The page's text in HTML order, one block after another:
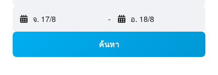
จ. 17/8 - อ. 18/8
ค้นหา